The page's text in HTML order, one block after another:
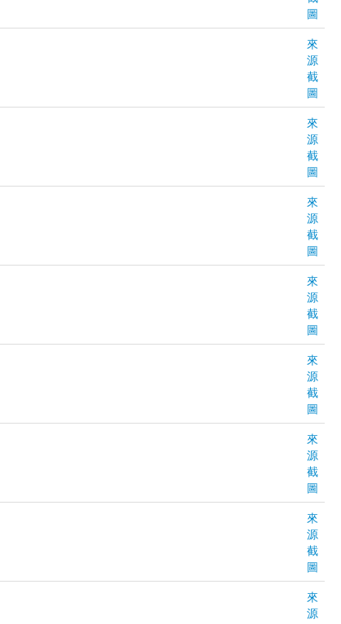
圖
來
源
截
圖
來
源
截
圖
來
源
截
圖
來
源
截
圖
來
源
截
圖
來
源
截
圖
來
源
截
圖
來
源